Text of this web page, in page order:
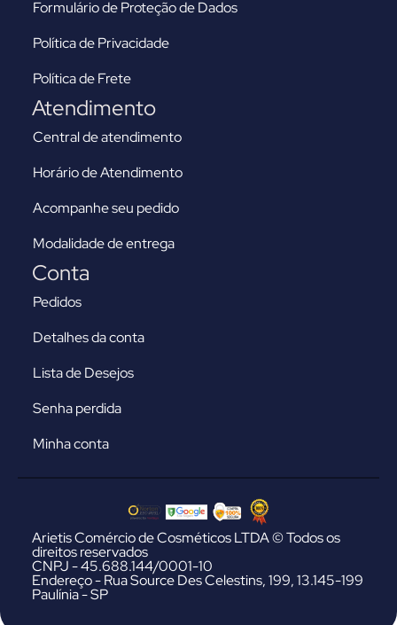
Formulário de Proteção de Dados
Política de Privacidade
Política de Frete
Atendimento
Central de atendimento
Horário de Atendimento
Acompanhe seu pedido
Modalidade de entrega
Conta
Pedidos
Detalhes da conta
Lista de Desejos
Senha perdida
Minha conta
Arietis Comércio de Cosméticos LTDA © Todos os
direitos reservados
CNPJ - 45.688.144/0001-10
Endereço - Rua Source Des Celestins, 199, 13.145-199
Paulínia - SP